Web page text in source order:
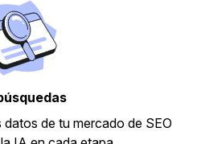
de tu mercado de SEO